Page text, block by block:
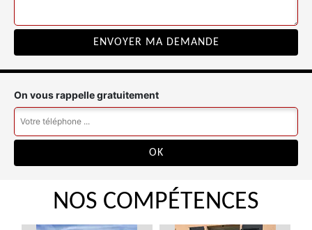
On vous rappelle gratuitement
NOS COMPÉTENCES